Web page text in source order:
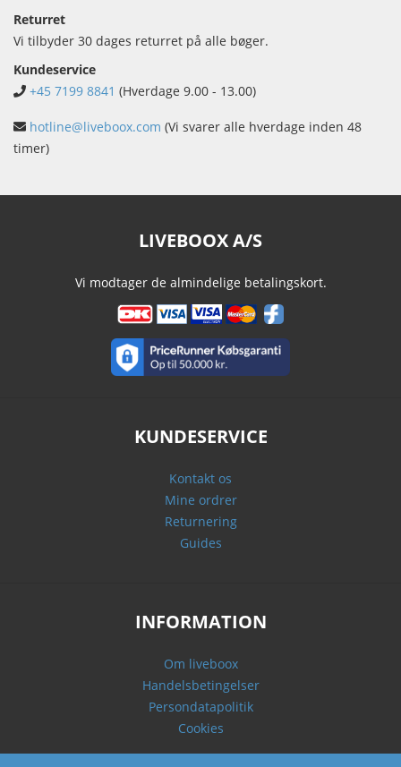
Returret
Vi tilbyder 30 dages returret på alle bøger.
Kundeservice
+45 7199 8841 (Hverdage 9.00 - 13.00)
hotline@liveboox.com (Vi svarer alle hverdage inden 48
timer)
LIVEBOOX A/S
Vi modtager de almindelige betalingskort.
KUNDESERVICE
Kontakt os
Mine ordrer
Returnering
Guides
INFORMATION
Om liveboox
Handelsbetingelser
Persondatapolitik
Cookies